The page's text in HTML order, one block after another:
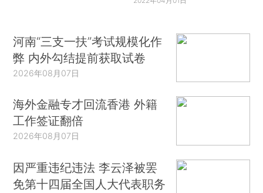
河南“三支一扶”考试规模化作
弊 内外勾结提前获取试卷
2026年08月07日
海外金融专才回流香港 外籍
工作签证翻倍
2026年08月07日
因严重违纪违法 李云泽被罢
免第十四届全国人大代表职务